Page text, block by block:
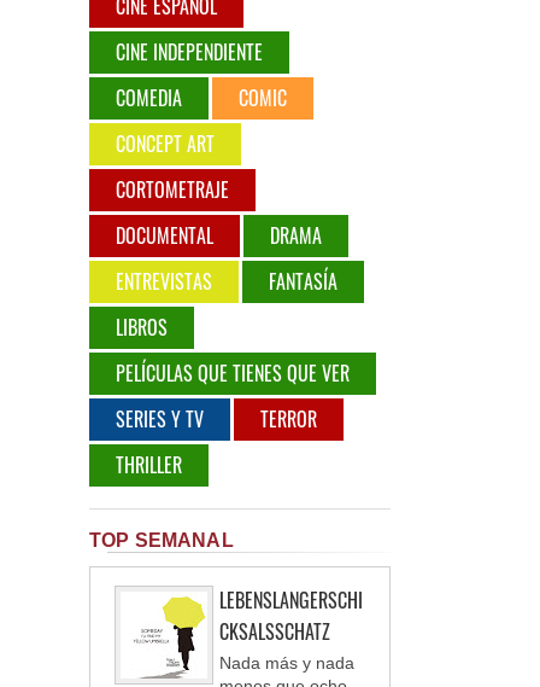
CINE INDEPENDIENTE
COMEDIA
COMIC
CONCEPT ART
CORTOMETRAJE
DOCUMENTAL
DRAMA
ENTREVISTAS
FANTASÍA
LIBROS
PELÍCULAS QUE TIENES QUE VER
SERIES Y TV
TERROR
THRILLER
TOP SEMANAL
LEBENSLANGERSCHI
CKSALSSCHATZ
Nada más y nada